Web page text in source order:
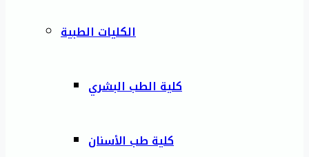
الكليات الطبية
كلية الطب البشري
كلية طب الأسنان